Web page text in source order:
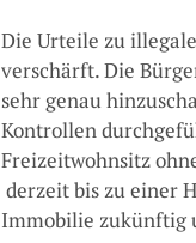
Die Urteile zu
verschärft. Die
sehr genau
Kontrollen
Freizeitwohnsitz
derzeit bis zu einer
Immobilie zukünftig